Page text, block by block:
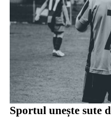
Sportul unește sute